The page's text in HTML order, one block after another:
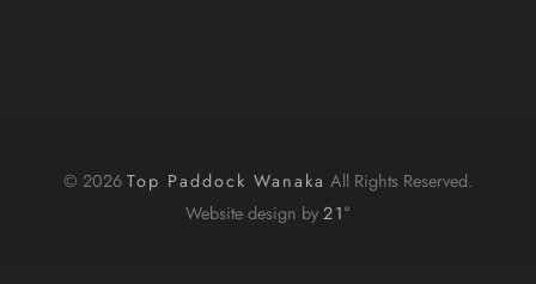
© 2026 Top Paddock Wanaka All Rights Reserved.
Website design by 21°